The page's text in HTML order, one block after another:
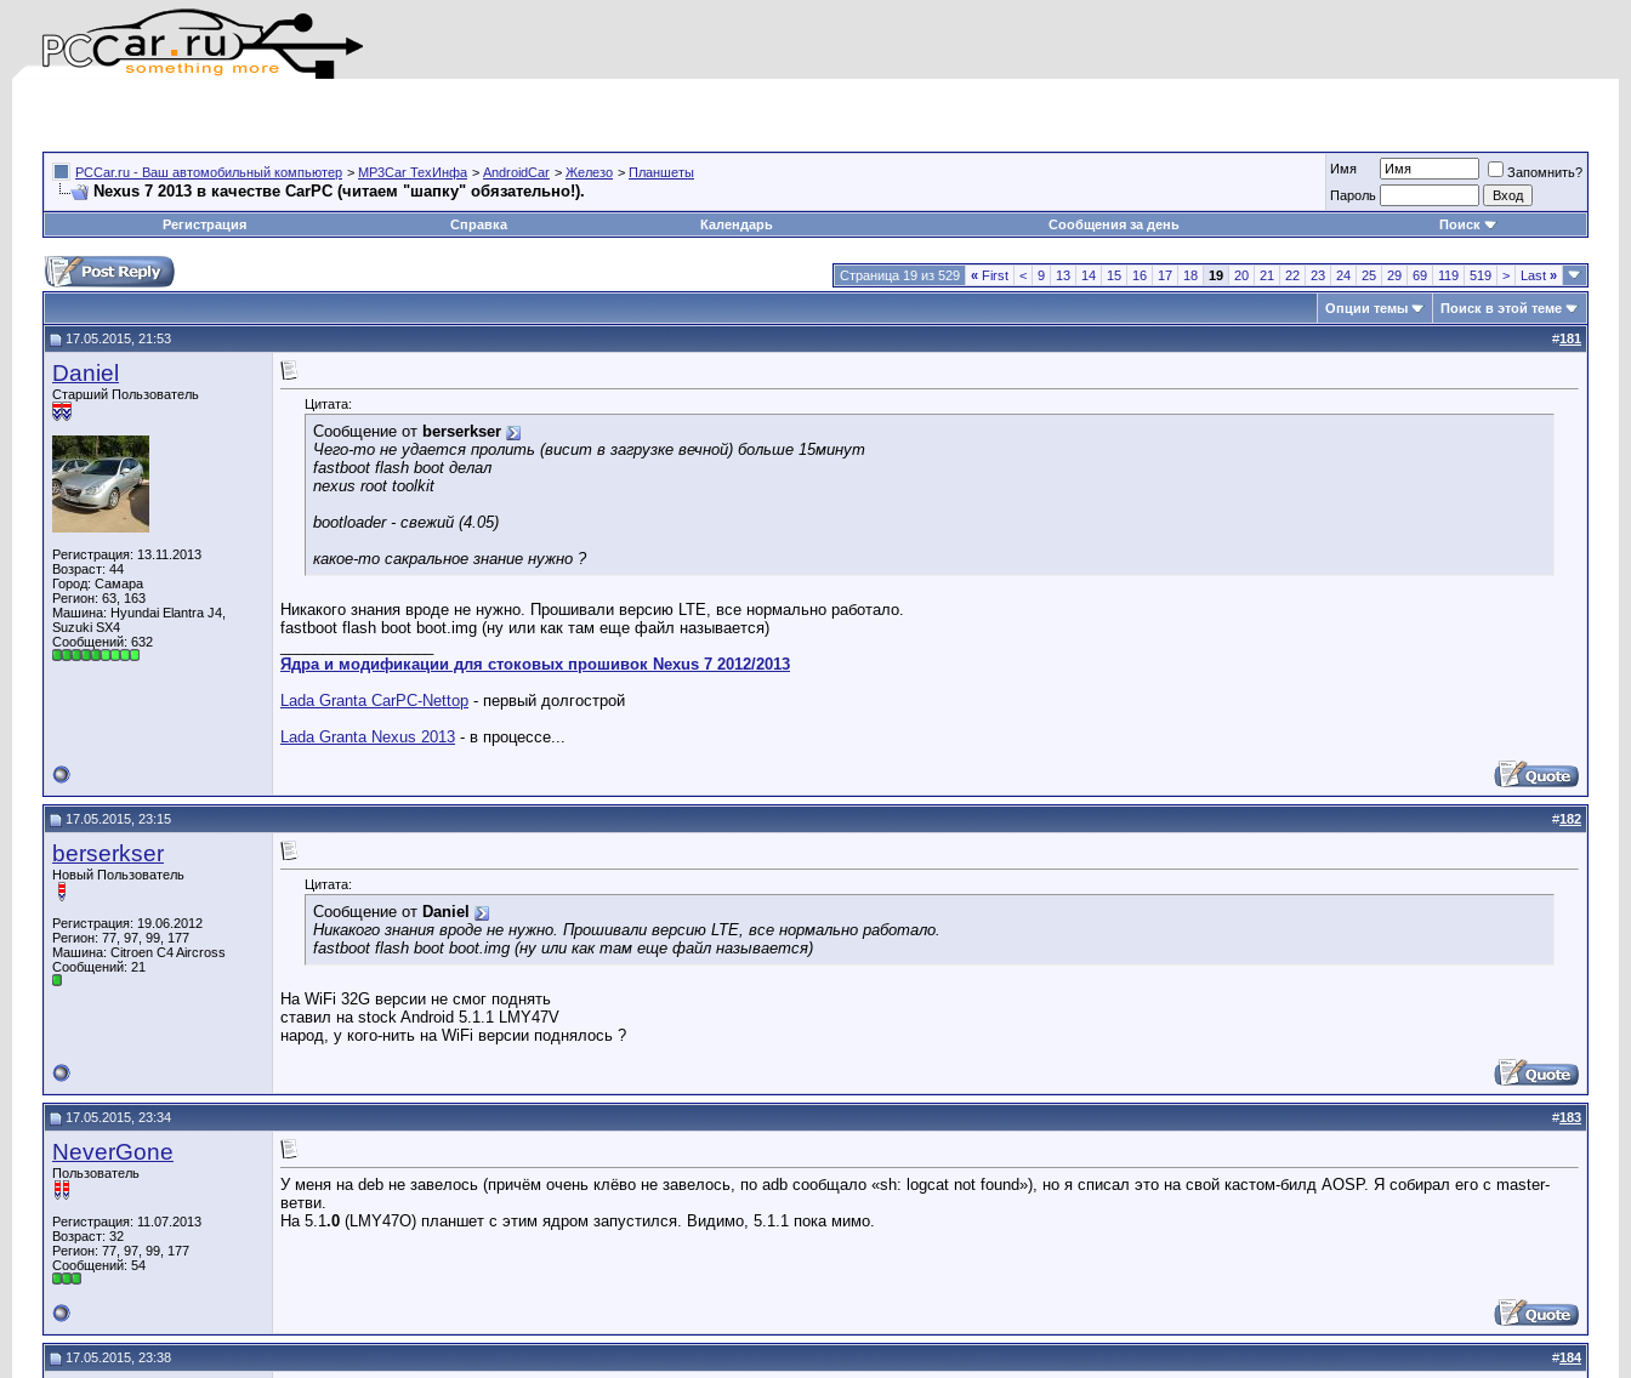
PCCar.ru - Ваш автомобильный компьютер > MP3Car ТехИнфа > AndroidCar > Железо > Планшеты
Nexus 7 2013 в качестве CarPC (читаем "шапку" обязательно!).
Имя
Запомнить?
Пароль
Регистрация
Справка Календарь Сообщения за день Поиск
Страница 19 из 529 « First < 9 13 14 15 16 17 18 19 20 21 22 23 24 25 29 69 119 519 > Last »
Опции темы Поиск в этой теме
17.05.2015, 21:53 #181
Daniel
Старший Пользователь
Регистрация: 13.11.2013
Возраст: 44
Город: Самара
Регион: 63, 163
Машина: Hyundai Elantra J4,
Suzuki SX4
Сообщений: 632
Цитата:
Сообщение от berserkser
Чего-то не удается пролить (висит в загрузке вечной) больше 15минут
fastboot flash boot делал
nexus root toolkit
bootloader - свежий (4.05)
какое-то сакральное знание нужно ?
Никакого знания вроде не нужно. Прошивали версию LTE, все нормально работало.
fastboot flash boot boot.img (ну или как там еще файл называется)
Ядра и модификации для стоковых прошивок Nexus 7 2012/2013
Lada Granta CarPC-Nettop - первый долгострой
Lada Granta Nexus 2013 - в процессе...
17.05.2015, 23:15 #182
berserkser
Новый Пользователь
Регистрация: 19.06.2012
Регион: 77, 97, 99, 177
Машина: Citroen C4 Aircross
Сообщений: 21
Цитата:
Сообщение от Daniel
Никакого знания вроде не нужно. Прошивали версию LTE, все нормально работало.
fastboot flash boot boot.img (ну или как там еще файл называется)
На WiFi 32G версии не смог поднять
ставил на stock Android 5.1.1 LMY47V
народ, у кого-нить на WiFi версии поднялось ?
17.05.2015, 23:34 #183
NeverGone
Пользователь
Регистрация: 11.07.2013
Возраст: 32
Регион: 77, 97, 99, 177
Сообщений: 54
У меня на deb не завелось (причём очень клёво не завелось, по adb сообщало «sh: logcat not found»), но я списал это на свой кастом-билд AOSP. Я собирал его с master-
ветви.
На 5.1.0 (LMY47O) планшет с этим ядром запустился. Видимо, 5.1.1 пока мимо.
17.05.2015, 23:38 #184